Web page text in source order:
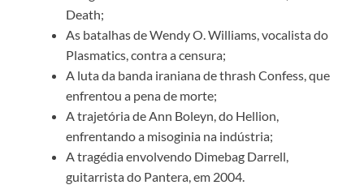
Death;
As batalhas de Wendy O. Williams, vocalista do
Plasmatics, contra a censura;
A luta da banda iraniana de thrash Confess, que
enfrentou a pena de morte;
A trajetória de Ann Boleyn, do Hellion,
enfrentando a misoginia na indústria;
A tragédia envolvendo Dimebag Darrell,
guitarrista do Pantera, em 2004.